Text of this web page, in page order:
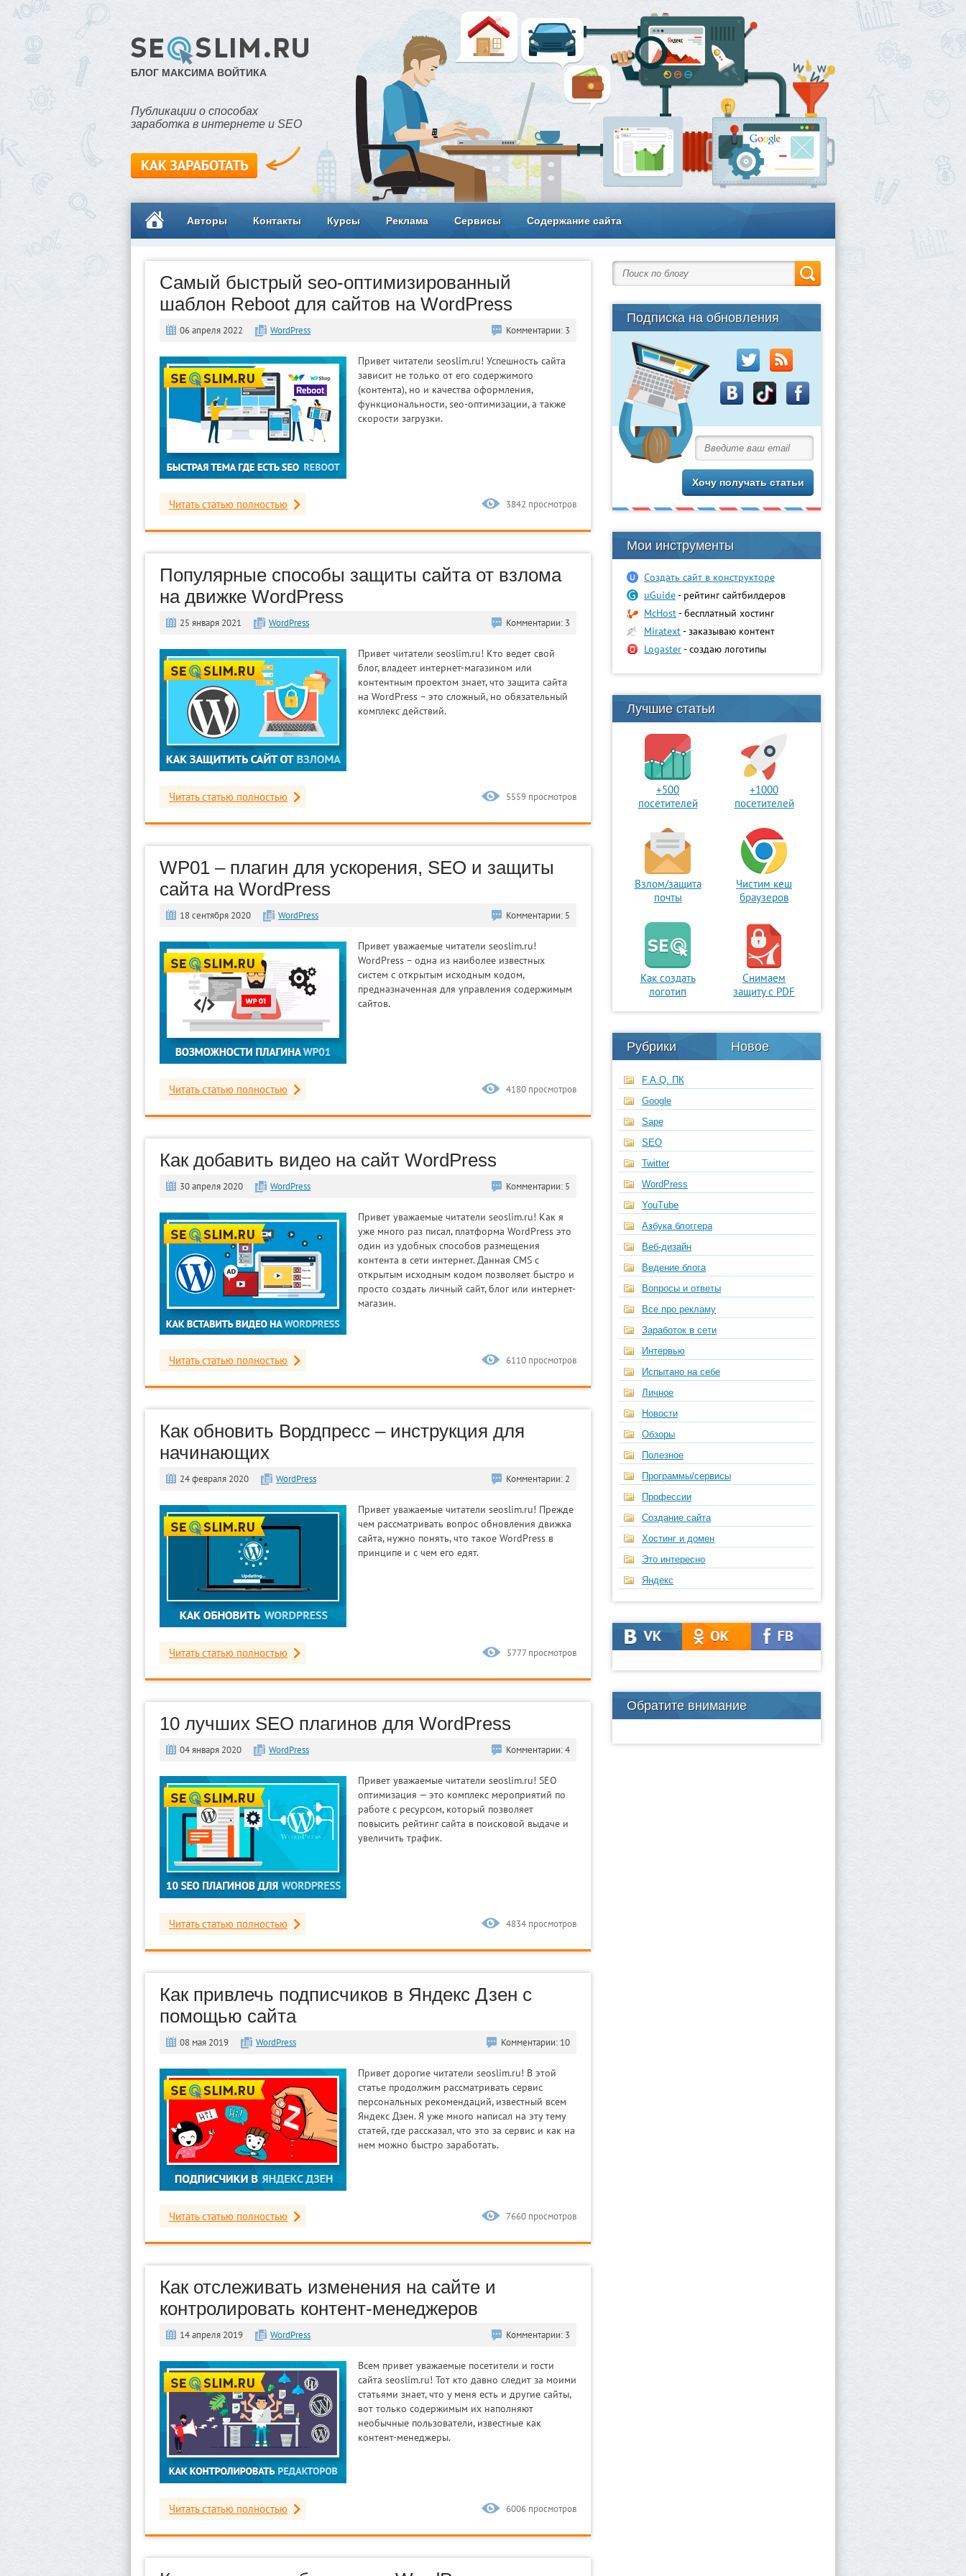
БЛОГ МАКСИМА ВОЙТИКА
Публикации о способах
заработка в интернете и SEO
Авторы Контакты Курсы Реклама Сервисы Содержание сайта
Самый быстрый seo-оптимизированный
шаблон Reboot для сайтов на WordPress
06 апреля 2022 WordPress Комментарии: 3
Привет читатели seoslim.ru! Успешность сайта
зависит не только от его содержимого
(контента), но и качества оформления,
функциональности, seo-оптимизации, а также
скорости загрузки.
Читать статью полностью 3842 просмотров
Популярные способы защиты сайта от взлома
на движке WordPress
25 января 2021 WordPress Комментарии: 3
Привет читатели seoslim.ru! Кто ведет свой
блог, владеет интернет-магазином или
контентным проектом знает, что защита сайта
на WordPress – это сложный, но обязательный
комплекс действий.
Читать статью полностью 5559 просмотров
WP01 – плагин для ускорения, SEO и защиты
сайта на WordPress
18 сентября 2020 WordPress Комментарии: 5
Привет уважаемые читатели seoslim.ru!
WordPress – одна из наиболее известных
систем с открытым исходным кодом,
предназначенная для управления содержимым
сайтов.
Читать статью полностью 4180 просмотров
Как добавить видео на сайт WordPress
30 апреля 2020 WordPress Комментарии: 5
Привет уважаемые читатели seoslim.ru! Как я
уже много раз писал, платформа WordPress это
один из удобных способов размещения
контента в сети интернет. Данная CMS с
открытым исходным кодом позволяет быстро и
просто создать личный сайт, блог или интернет-
магазин.
Читать статью полностью 6110 просмотров
Как обновить Вордпресс – инструкция для
начинающих
24 февраля 2020 WordPress Комментарии: 2
Привет уважаемые читатели seoslim.ru! Прежде
чем рассматривать вопрос обновления движка
сайта, нужно понять, что такое WordPress в
принципе и с чем его едят.
Читать статью полностью 5777 просмотров
10 лучших SEO плагинов для WordPress
04 января 2020 WordPress Комментарии: 4
Привет уважаемые читатели seoslim.ru! SEO
оптимизация — это комплекс мероприятий по
работе с ресурсом, который позволяет
повысить рейтинг сайта в поисковой выдаче и
увеличить трафик.
Читать статью полностью 4834 просмотров
Как привлечь подписчиков в Яндекс Дзен с
помощью сайта
08 мая 2019 WordPress Комментарии: 10
Привет дорогие читатели seoslim.ru! В этой
статье продолжим рассматривать сервис
персональных рекомендаций, известный всем
Яндекс Дзен. Я уже много написал на эту тему
статей, где рассказал, что это за сервис и как на
нем можно быстро заработать.
Читать статью полностью 7660 просмотров
Как отслеживать изменения на сайте и
контролировать контент-менеджеров
14 апреля 2019 WordPress Комментарии: 3
Всем привет уважаемые посетители и гости
сайта seoslim.ru! Тот кто давно следит за моими
статьями знает, что у меня есть и другие сайты,
вот только содержимым их наполняют
необычные пользователи, известные как
контент-менеджеры.
Читать статью полностью 6006 просмотров
Подписка на обновления
Мои инструменты
Создать сайт в конструкторе
uGuidе- рейтинг сайтбилдеров
McHost- бесплатный хостинг
Miratext- заказываю контент
Logaster- создаю логотипы
Лучшие статьи
+500
посетителей
+1000
посетителей
Взлом/защита
почты
Чистим кеш
браузеров
Как создать
логотип
Снимаем
защиту с PDF
Рубрики Новое
F.A.Q. ПК
Google
Sape
SEO
Twitter
WordPress
YouTube
Азбука блоггера
Веб-дизайн
Ведение блога
Вопросы и ответы
Все про рекламу
Заработок в сети
Интервью
Испытано на себе
Личное
Новости
Обзоры
Полезное
Программы/сервисы
Профессии
Создание сайта
Хостинг и домен
Это интересно
Яндекс
Обратите внимание